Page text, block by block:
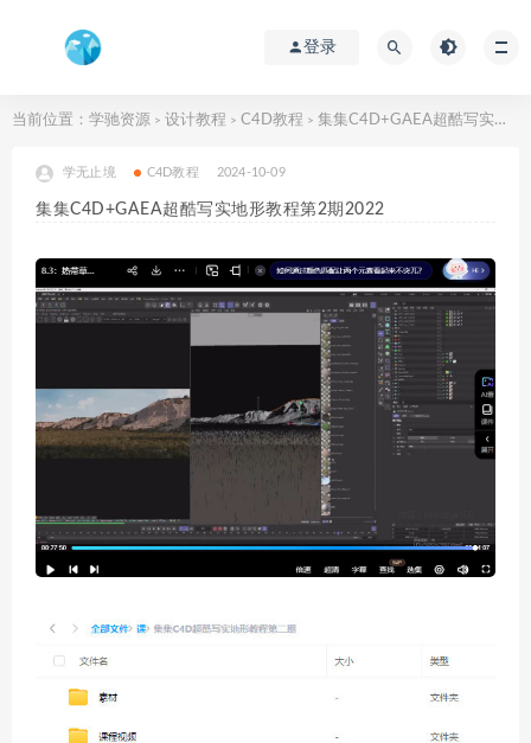
登录
当前位置： 学驰资源 > 设计教程 > C4D教程 > 集集C4D+GAEA超酷写实地形教程第2期2022
学无止境 C4D教程 2024-10-09
集集C4D+GAEA超酷写实地形教程第2期2022